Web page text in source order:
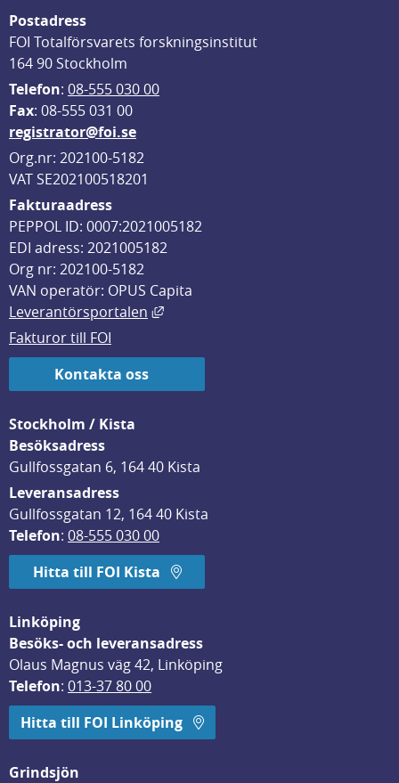
Postadress
FOI Totalförsvarets forskningsinstitut
164 90 Stockholm
Telefon: 08-555 030 00
Fax: 08-555 031 00
registrator@foi.se
Org.nr: 202100-5182
VAT SE202100518201
Fakturaadress
PEPPOL ID: 0007:2021005182
EDI adress: 2021005182
Org nr: 202100-5182
VAN operatör: OPUS Capita
Leverantörsportalen
Länk till annan webbplats, öppnas
Fakturor till FOI
Kontakta oss
Stockholm / Kista
Besöksadress
Gullfossgatan 6, 164 40 Kista
Leveransadress
Gullfossgatan 12, 164 40 Kista
Telefon: 08-555 030 00
Hitta till FOI Kista
Linköping
Besöks- och leveransadress
Olaus Magnus väg 42, Linköping
Telefon: 013-37 80 00
Hitta till FOI Linköping
Grindsjön